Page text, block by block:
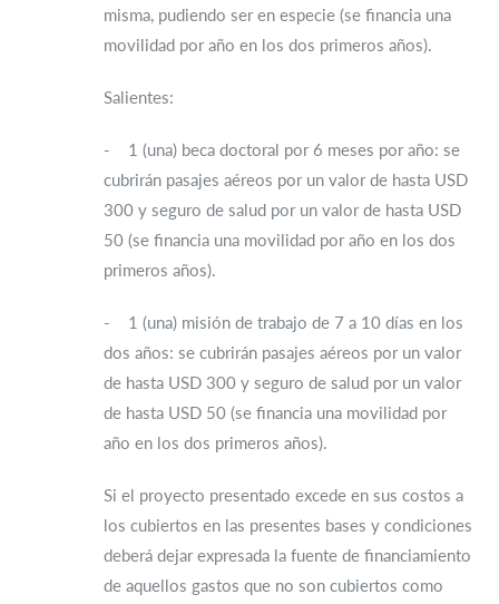
misma, pudiendo ser en especie (se financia una
movilidad por año en los dos primeros años).
Salientes:
- 1 (una) beca doctoral por 6 meses por año: se
cubrirán pasajes aéreos por un valor de hasta USD
300 y seguro de salud por un valor de hasta USD
50 (se financia una movilidad por año en los dos
primeros años).
- 1 (una) misión de trabajo de 7 a 10 días en los
dos años: se cubrirán pasajes aéreos por un valor
de hasta USD 300 y seguro de salud por un valor
de hasta USD 50 (se financia una movilidad por
año en los dos primeros años).
Si el proyecto presentado excede en sus costos a
los cubiertos en las presentes bases y condiciones
deberá dejar expresada la fuente de financiamiento
de aquellos gastos que no son cubiertos como